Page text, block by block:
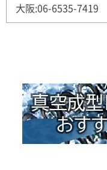
大阪:06-6535-7419